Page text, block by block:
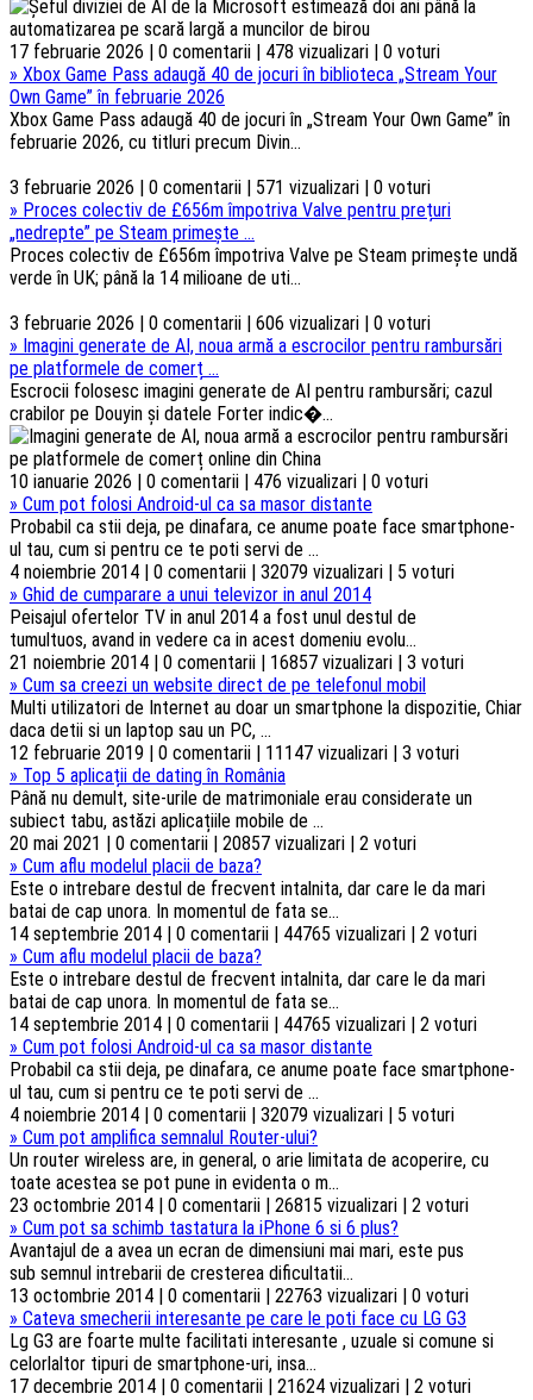
17 februarie 2026 | 0 comentarii | 478 vizualizari | 0 voturi
» Xbox Game Pass adaugă 40 de jocuri în biblioteca „Stream Your
Own Game” în februarie 2026
Xbox Game Pass adaugă 40 de jocuri în „Stream Your Own Game” în
februarie 2026, cu titluri precum Divin...
3 februarie 2026 | 0 comentarii | 571 vizualizari | 0 voturi
» Proces colectiv de £656m împotriva Valve pentru prețuri
„nedrepte” pe Steam primește ...
Proces colectiv de £656m împotriva Valve pe Steam primește undă
verde în UK; până la 14 milioane de uti...
3 februarie 2026 | 0 comentarii | 606 vizualizari | 0 voturi
» Imagini generate de AI, noua armă a escrocilor pentru rambursări
pe platformele de comerț ...
Escrocii folosesc imagini generate de AI pentru rambursări; cazul
crabilor pe Douyin și datele Forter indic�...
10 ianuarie 2026 | 0 comentarii | 476 vizualizari | 0 voturi
» Cum pot folosi Android-ul ca sa masor distante
Probabil ca stii deja, pe dinafara, ce anume poate face smartphone-
ul tau, cum si pentru ce te poti servi de ...
4 noiembrie 2014 | 0 comentarii | 32079 vizualizari | 5 voturi
» Ghid de cumparare a unui televizor in anul 2014
Peisajul ofertelor TV in anul 2014 a fost unul destul de
tumultuos, avand in vedere ca in acest domeniu evolu...
21 noiembrie 2014 | 0 comentarii | 16857 vizualizari | 3 voturi
» Cum sa creezi un website direct de pe telefonul mobil
Multi utilizatori de Internet au doar un smartphone la dispozitie, Chiar
daca detii si un laptop sau un PC, ...
12 februarie 2019 | 0 comentarii | 11147 vizualizari | 3 voturi
» Top 5 aplicații de dating în România
Până nu demult, site-urile de matrimoniale erau considerate un
subiect tabu, astăzi aplicațiile mobile de ...
20 mai 2021 | 0 comentarii | 20857 vizualizari | 2 voturi
» Cum aflu modelul placii de baza?
Este o intrebare destul de frecvent intalnita, dar care le da mari
batai de cap unora. In momentul de fata se...
14 septembrie 2014 | 0 comentarii | 44765 vizualizari | 2 voturi
» Cum aflu modelul placii de baza?
Este o intrebare destul de frecvent intalnita, dar care le da mari
batai de cap unora. In momentul de fata se...
14 septembrie 2014 | 0 comentarii | 44765 vizualizari | 2 voturi
» Cum pot folosi Android-ul ca sa masor distante
Probabil ca stii deja, pe dinafara, ce anume poate face smartphone-
ul tau, cum si pentru ce te poti servi de ...
4 noiembrie 2014 | 0 comentarii | 32079 vizualizari | 5 voturi
» Cum pot amplifica semnalul Router-ului?
Un router wireless are, in general, o arie limitata de acoperire, cu
toate acestea se pot pune in evidenta o m...
23 octombrie 2014 | 0 comentarii | 26815 vizualizari | 2 voturi
» Cum pot sa schimb tastatura la iPhone 6 si 6 plus?
Avantajul de a avea un ecran de dimensiuni mai mari, este pus
sub semnul intrebarii de cresterea dificultatii...
13 octombrie 2014 | 0 comentarii | 22763 vizualizari | 0 voturi
» Cateva smecherii interesante pe care le poti face cu LG G3
Lg G3 are foarte multe facilitati interesante , uzuale si comune si
celorlaltor tipuri de smartphone-uri, insa...
17 decembrie 2014 | 0 comentarii | 21624 vizualizari | 2 voturi